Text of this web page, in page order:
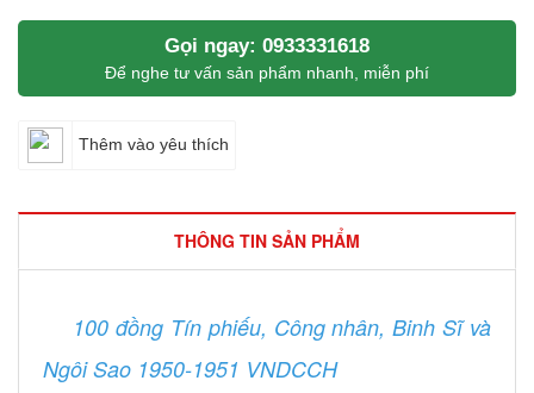
Gọi ngay: 0933331618
Để nghe tư vấn sản phẩm nhanh, miễn phí
Thêm vào yêu thích
THÔNG TIN SẢN PHẨM
100 đồng Tín phiếu, Công nhân, Binh Sĩ và
Ngôi Sao 1950-1951 VNDCCH